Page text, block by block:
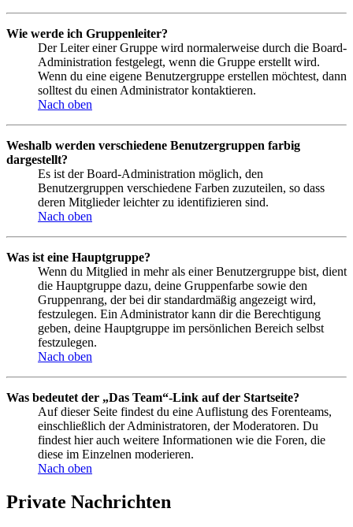
Wie werde ich Gruppenleiter?
Der Leiter einer Gruppe wird normalerweise durch die Board-
Administration festgelegt, wenn die Gruppe erstellt wird.
Wenn du eine eigene Benutzergruppe erstellen möchtest, dann
solltest du einen Administrator kontaktieren.
Nach oben
Weshalb werden verschiedene Benutzergruppen farbig
dargestellt?
Es ist der Board-Administration möglich, den
Benutzergruppen verschiedene Farben zuzuteilen, so dass
deren Mitglieder leichter zu identifizieren sind.
Nach oben
Was ist eine Hauptgruppe?
Wenn du Mitglied in mehr als einer Benutzergruppe bist, dient
die Hauptgruppe dazu, deine Gruppenfarbe sowie den
Gruppenrang, der bei dir standardmäßig angezeigt wird,
festzulegen. Ein Administrator kann dir die Berechtigung
geben, deine Hauptgruppe im persönlichen Bereich selbst
festzulegen.
Nach oben
Was bedeutet der „Das Team“-Link auf der Startseite?
Auf dieser Seite findest du eine Auflistung des Forenteams,
einschließlich der Administratoren, der Moderatoren. Du
findest hier auch weitere Informationen wie die Foren, die
diese im Einzelnen moderieren.
Nach oben
Private Nachrichten